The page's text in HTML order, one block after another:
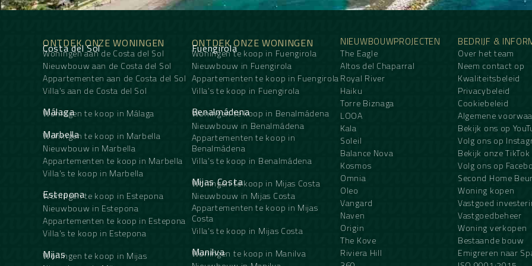
ONTDEK ONZE WONINGEN
Costa del Sol
Woningen aan de Costa del Sol
Nieuwbouw aan de Costa del Sol
Appartementen aan de Costa del Sol
Villa's aan de Costa del Sol
Málaga
Woningen te koop in Málaga
Marbella
Woningen te koop in Marbella
Nieuwbouw in Marbella
Appartementen te koop in Marbella
Villa's te koop in Marbella
Estepona
Woningen te koop in Estepona
Nieuwbouw in Estepona
Appartementen te koop in Estepona
Villa's te koop in Estepona
Mijas
Woningen te koop in Mijas
ONTDEK ONZE WONINGEN
Fuengirola
Woningen te koop in Fuengirola
Nieuwbouw in Fuengirola
Appartementen te koop in Fuengirola
Villa's te koop in Fuengirola
Benalmádena
Woningen te koop in Benalmádena
Nieuwbouw in Benalmádena
Appartementen te koop in
Benalmádena
Villa's te koop in Benalmádena
Mijas Costa
Woningen te koop in Mijas Costa
Nieuwbouw in Mijas Costa
Appartementen te koop in Mijas
Costa
Villa's te koop in Mijas Costa
Manilva
Woningen te koop in Manilva
NIEUWBOUWPROJECTEN
The Eagle
Altos del Chaparral
Royal River
Haiku
Torre Biznaga
LOOA
Kala
Soleil
Balance Nova
Kosmos
Omnia
Oleo
Vangard
Naven
Origin
The Kove
Riviera Hill
BEDRIJF &
Over het team
Neem contact op
Kwaliteitsbeleid
Privacybeleid
Cookiebeleid
Algemene
Bekijk ons op
Volg ons op
Bekijk onze TikTok
Volg ons op
Second Home
Woning kopen
Vastgoed
Vastgoedbeheer
Woning verkopen
Bestaande bouw
Emigreren naar